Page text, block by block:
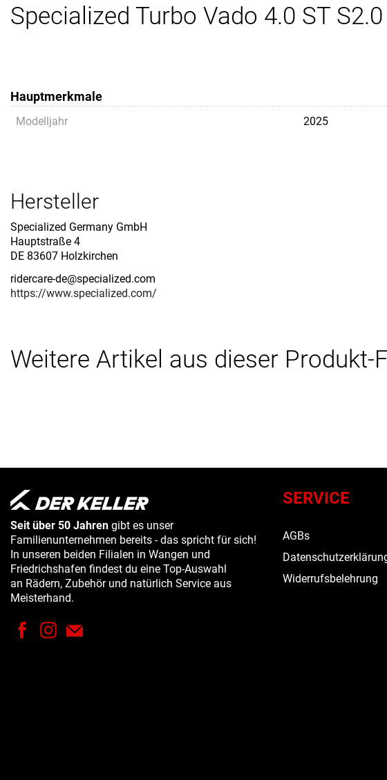
Specialized Turbo Vado 4.0 ST
Hauptmerkmale
Modelljahr 2025
Hersteller
Specialized Germany GmbH
Hauptstraße 4
DE 83607 Holzkirchen
ridercare-de@specialized.com
https://www.specialized.com/
Weitere Artikel aus dieser Produkt-
Seit über 50 Jahren gibt es unser
Familienunternehmen bereits - das spricht für sich!
In unseren beiden Filialen in Wangen und
Friedrichshafen findest du eine Top-Auswahl
an Rädern, Zubehör und natürlich Service aus
Meisterhand.
SERVICE
AGBs
Widerrufsbelehrung